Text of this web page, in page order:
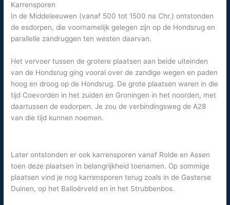
Karrensporen
In de Middeleeuwen (vanaf 500 tot 1500 na Chr.) ontstonden
de esdorpen, die voornamelijk gelegen zijn op de Hondsrug en
parallelle zandruggen ten westen daarvan.
Het vervoer tussen de grotere plaatsen aan beide uiteinden
van de Hondsrug ging vooral over de zandige wegen en paden
hoog en droog op de Hondsrug. De grote plaatsen waren in die
tijd Coevorden in het zuiden en Groningen in het noorden, met
daartussen de esdorpen. Je zou de verbindingsweg de A28
van die tijd kunnen noemen.
Later ontstonden er ook karrensporen vanaf Rolde en Assen
toen deze plaatsen in belangrijkheid toenamen. Op sommige
plaatsen vind je nog karrensporen terug zoals in de Gasterse
Duinen, op het Balloërveld en in het Strubbenbos.